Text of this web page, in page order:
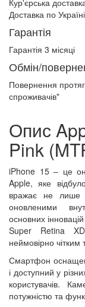
Кур'єрська
Доставка по
Гарантія
Гарантія 3 місяці
Обмін/
Повернення
спроживачів"
Опис
Pink
iPhone 15 – це
Apple, яке
вражає не лише
оновленими
основних
Super Retina
неймовірно
Смартфон
і доступний у
користувачів.
потужністю та